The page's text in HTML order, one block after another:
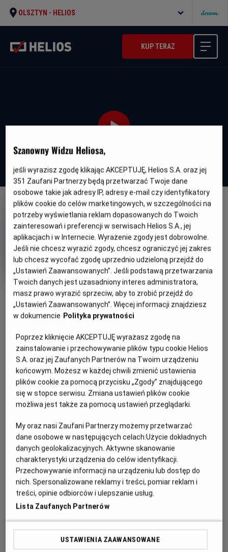
OLSZTYN - HELIOS
KUP TERAZ
WERSJA JĘZYKOWA UA
OBSERWUJ
Ostannya Duel' - UA
Oryginalny
tytuł
The Last Duel Gatunek
Dramat
Minimalny
wiek
Od 15 lat
Czas
trwania
152 min
Kraj
i
rok
produkcji
USA
22 października 2021
REŻYSERIA
Рідлі Скотт
SCENARIUSZ
Метт Деймон, Ніколь
Голофценер, Бен Аффлек
OBSADA
Метт Деймон, Адам Драйвер, Бен Аффлек
OPIS FILMU
Епос «Остання дуель» – історична драма, що спонукає до
роздумів. Стрічка розповідає про події, що відбуваються
на тлі Столітньої війни, та розкриває безмежну могутність
жінки, яка готова стати проти всіх, щоб правда перемогла.
Фільм, заснований на реальних подіях, проливає світло на
давні припущення про останню санкціоновану дуель
Франції: між Жаном де Карружем та Жаком Ле Ґрі,
колишніми друзями, які стали ворогами. Карруж –
поважний лицар, знаний своєю відвагою та майстерністю
на полі бою. Ле Ґрі – нормандський сквайр, чий інтелект та
красномовство зробив його одним із найповажніших членів
двору.
Szanowny Widzu Heliosa,
jeśli wyrazisz zgodę klikając AKCEPTUJĘ, Helios S.A. oraz jej
351 Zaufani Partnerzy będą przetwarzać Twoje dane
osobowe takie jak adresy IP, adresy e-mail czy identyfikatory
plików cookie do celów marketingowych, w szczególności na
potrzeby wyświetlania reklam dopasowanych do Twoich
zainteresowań i preferencji w serwisach Helios S.A., jej
aplikacjach i w Internecie. Wyrażenie zgody jest dobrowolne.
Jeśli nie chcesz wyrazić zgody, chcesz ograniczyć jej zakres
lub chcesz wycofać zgodę uprzednio udzieloną przejdź do
„Ustawień Zaawansowanych”. Jeśli podstawą przetwarzania
Twoich danych jest uzasadniony interes administratora,
masz prawo wyrazić sprzeciw, aby to zrobić przejdź do
„Ustawień Zaawansowanych”. Więcej informacji znajdziesz
w dokumencie Polityka prywatności
Poprzez kliknięcie AKCEPTUJĘ wyrażasz zgodę na
zainstalowanie i przechowywanie plików typu cookie Helios
S.A. oraz jej Zaufanych Partnerów na Twoim urządzeniu
końcowym. Możesz w każdej chwili zmienić ustawienia
plików cookie za pomocą przycisku „Zgody” znajdującego
się w stopce serwisu. Zmiana ustawień plików cookie
możliwa jest także za pomocą ustawień przeglądarki.
My oraz nasi Zaufani Partnerzy możemy przetwarzać
dane osobowe w następujących celach:Użycie dokładnych
danych geolokalizacyjnych. Aktywne skanowanie
charakterystyki urządzenia do celów identyfikacji.
Przechowywanie informacji na urządzeniu lub dostęp do
nich. Spersonalizowane reklamy i treści, pomiar reklam i
treści, opinie odbiorców i ulepszanie usług.
Lista Zaufanych Partnerów
USTAWIENIA ZAAWANSOWANE